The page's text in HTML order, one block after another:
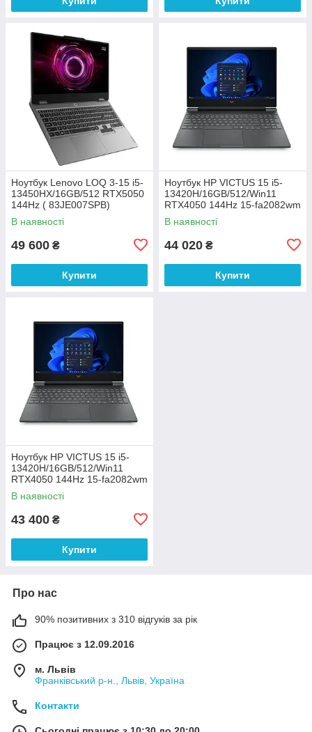
Ноутбук Lenovo LOQ 3-15 i5-
13450HX/16GB/512 RTX5050
144Hz ( 83JE007SPB)
В наявності
49 600 ₴
Купити
Ноутбук HP VICTUS 15 i5-
13420H/16GB/512/Win11
RTX4050 144Hz 15-fa2082wm
(B5EQ3UA)
В наявності
44 020 ₴
Купити
Ноутбук HP VICTUS 15 i5-
13420H/16GB/512/Win11
RTX4050 144Hz 15-fa2082wm
(B5EQ3UA)
В наявності
43 400 ₴
Купити
Про нас
90% позитивних з 310 відгуків за рік
Працює з 12.09.2016
м. Львів
Франківський р-н., Львів, Україна
Контакти